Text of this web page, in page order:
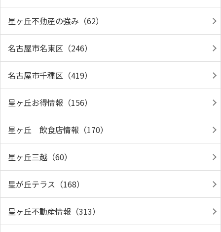
星ヶ丘不動産の強み（62）
名古屋市名東区（246）
名古屋市千種区（419）
星ヶ丘お得情報（156）
星ヶ丘 飲食店情報（170）
星ヶ丘三越（60）
星が丘テラス（168）
星ヶ丘不動産情報（313）